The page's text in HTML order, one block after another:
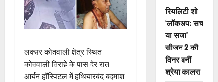
लक्सर कोतवाली क्षेत्र स्थित
कोतवाली तिराहे के पास देर रात
आर्यन हॉस्पिटल में हथियारबंद बदमाश
रियलिटी शो
‘लॉकअप: सच
या सजा’
सीजन 2 की
विनर बनीं
श्रेया कालरा